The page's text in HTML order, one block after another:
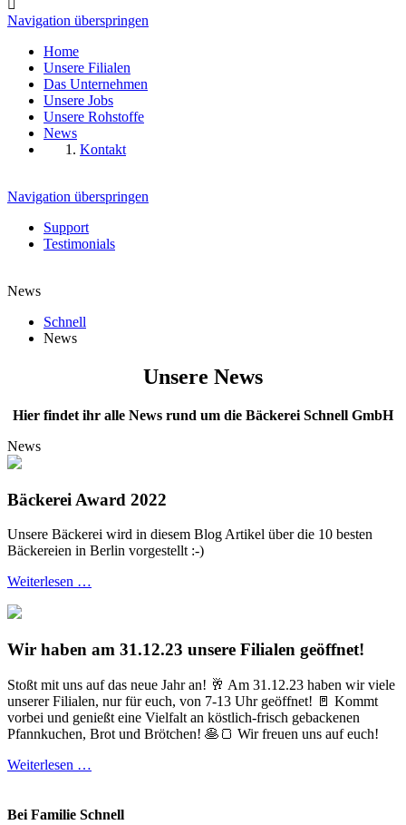
Navigation überspringen
Home
Unsere Filialen
Das Unternehmen
Unsere Jobs
Unsere Rohstoffe
News
Kontakt
Navigation überspringen
Support
Testimonials
News
Schnell
News
Unsere News
Hier findet ihr alle News rund um die Bäckerei Schnell GmbH
News
Bäckerei Award 2022
Unsere Bäckerei wird in diesem Blog Artikel über die 10 besten
Bäckereien in Berlin vorgestellt :-)
Weiterlesen …
Wir haben am 31.12.23 unsere Filialen geöffnet!
Stoßt mit uns auf das neue Jahr an! 🥂 Am 31.12.23 haben wir viele
unserer Filialen, nur für euch, von 7-13 Uhr geöffnet! 🚪 Kommt
vorbei und genießt eine Vielfalt an köstlich-frisch gebackenen
Pfannkuchen, Brot und Brötchen! 🥞🍞 Wir freuen uns auf euch!
Weiterlesen …
Bei Familie Schnell